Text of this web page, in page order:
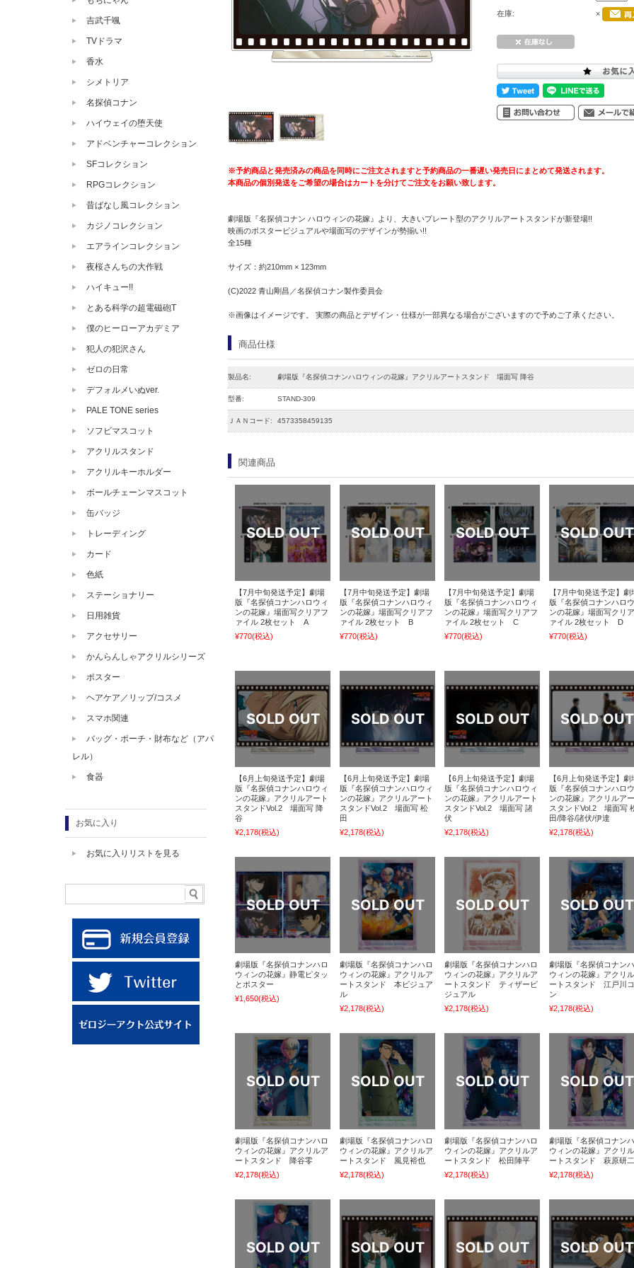
在庫: ×
※予約商品と発売済みの商品を同時にご注文されますと予約商品の一番遅い発売日にまとめて発送されます。
本商品の個別発送をご希望の場合はカートを分けてご注文をお願い致します。
劇場版『名探偵コナン ハロウィンの花嫁』より、大きいプレート型のアクリルアートスタンドが新登場!!
映画のポスタービジュアルや場面写のデザインが勢揃い!!
全15種
サイズ：約210mm × 123mm
(C)2022 青山剛昌／名探偵コナン製作委員会
※画像はイメージです。 実際の商品とデザイン・仕様が一部異なる場合がございますので予めご了承ください。
商品仕様
製品名: 劇場版『名探偵コナンハロウィンの花嫁』アクリルアートスタンド 場面写 降谷
型番: STAND-309
ＪＡＮコード: 4573358459135
関連商品
【7月中旬発送予定】劇場
版『名探偵コナンハロウィ
ンの花嫁』場面写クリアフ
ァイル 2枚セット A
¥770(税込)
【7月中旬発送予定】劇場
版『名探偵コナンハロウィ
ンの花嫁』場面写クリアフ
ァイル 2枚セット B
¥770(税込)
【7月中旬発送予定】劇場
版『名探偵コナンハロウィ
ンの花嫁』場面写クリアフ
ァイル 2枚セット C
¥770(税込)
【7月中旬発送予定】劇
版『名探偵コナンハロ
ンの花嫁』場面写クリ
ァイル 2枚セット D
¥770(税込)
【6月上旬発送予定】劇場
版『名探偵コナンハロウィ
ンの花嫁』アクリルアート
スタンドVol.2 場面写 降
谷
¥2,178(税込)
【6月上旬発送予定】劇場
版『名探偵コナンハロウィ
ンの花嫁』アクリルアート
スタンドVol.2 場面写 松
田
¥2,178(税込)
【6月上旬発送予定】劇場
版『名探偵コナンハロウィ
ンの花嫁』アクリルアート
スタンドVol.2 場面写 諸
伏
¥2,178(税込)
【6月上旬発送予定】劇
版『名探偵コナンハロ
ンの花嫁』アクリルア
スタンドVol.2 場面写
田/降谷/諸伏/伊達
¥2,178(税込)
劇場版『名探偵コナンハロ
ウィンの花嫁』静電ピタッ
とポスター
¥1,650(税込)
劇場版『名探偵コナンハロ
ウィンの花嫁』アクリルア
ートスタンド 本ビジュア
ル
¥2,178(税込)
劇場版『名探偵コナンハロ
ウィンの花嫁』アクリルア
ートスタンド ティザービ
ジュアル
¥2,178(税込)
劇場版『名探偵コナン
ウィンの花嫁』アクリ
ートスタンド 江戸川
ン
¥2,178(税込)
劇場版『名探偵コナンハロ
ウィンの花嫁』アクリルア
ートスタンド 降谷零
¥2,178(税込)
劇場版『名探偵コナンハロ
ウィンの花嫁』アクリルア
ートスタンド 風見裕也
¥2,178(税込)
劇場版『名探偵コナンハロ
ウィンの花嫁』アクリルア
ートスタンド 松田陣平
¥2,178(税込)
劇場版『名探偵コナン
ウィンの花嫁』アクリ
ートスタンド 萩原研二
¥2,178(税込)
吉武千颯
TVドラマ
香水
シメトリア
名探偵コナン
ハイウェイの堕天使
アドベンチャーコレクション
SFコレクション
RPGコレクション
昔ばなし風コレクション
カジノコレクション
エアラインコレクション
夜桜さんちの大作戦
ハイキュー!!
とある科学の超電磁砲T
僕のヒーローアカデミア
犯人の犯沢さん
ゼロの日常
デフォルメいぬver.
PALE TONE series
ソフビマスコット
アクリルスタンド
アクリルキーホルダー
ボールチェーンマスコット
缶バッジ
トレーディング
カード
色紙
ステーショナリー
日用雑貨
アクセサリー
かんらんしゃアクリルシリーズ
ポスター
ヘアケア／リップ/コスメ
スマホ関連
バッグ・ポーチ・財布など（アパ
レル）
食器
お気に入り
お気に入りリストを見る